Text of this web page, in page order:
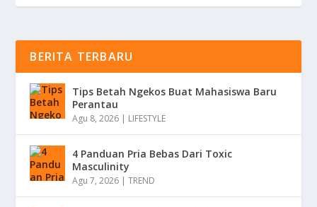
BERITA TERBARU
Tips Betah Ngekos Buat Mahasiswa Baru
Perantau
Agu 8, 2026 | LIFESTYLE
4 Panduan Pria Bebas Dari Toxic
Masculinity
Agu 7, 2026 |TREND